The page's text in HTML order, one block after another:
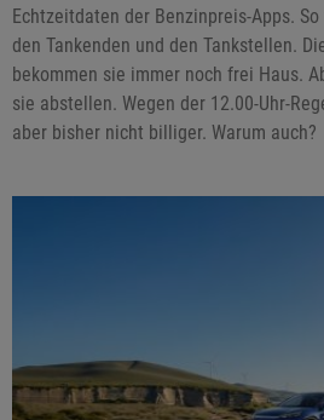
Echtzeitdaten der Benzinpreis-Apps.
den Tankenden und den Tankstellen.
bekommen sie immer noch frei Haus.
sie abstellen. Wegen der 12.00-Uhr-
aber bisher nicht billiger. Warum auch?